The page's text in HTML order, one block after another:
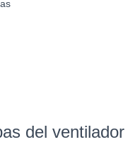
del ventilador